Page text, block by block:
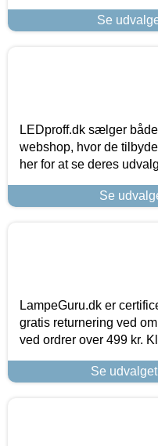
Se
LEDproff.dk sælger
webshop, hvor de
her for at se deres
Se
LampeGuru.dk er
gratis returnering ved
ved ordrer over 499 kr.
Se